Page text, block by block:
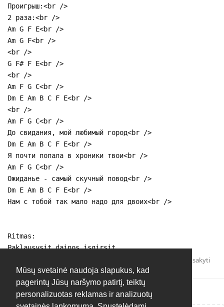
Mūsų svetainė naudoja slapukus, kad
pagerintų Jūsų naršymo patirtį, teiktų
personalizuotas reklamas ir analizuotų
Проигрыш:<br />
2 раза:<br />
Am G F E<br />
Am G F<br />
<br />
G F# F E<br />
<br />
Am F G C<br />
Dm E Am B C F E<br />
<br />
Am F G C<br />
До свидания, мой любимый город<br />
Dm E Am B C F E<br />
Я почти попала в хроники твои<br />
Am F G C<br />
Ожиданье - самый скучный повод<br />
Dm E Am B C F E<br />
Нам с тобой так мало надо для двоих<br />
Ritmas:
Paklausysit dainos isgirsit.
Atsakyti